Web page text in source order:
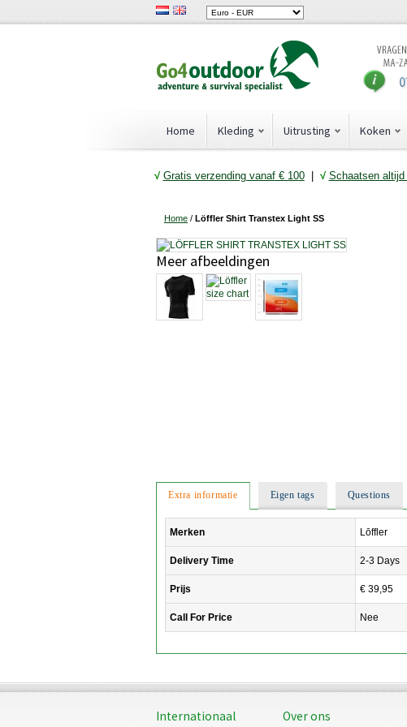
Home Kleding Uitrusting Koken
√ Gratis verzending vanaf € 100| √ Schaatsen altijd
Home / Löffler Shirt Transtex Light SS
Meer afbeeldingen
Extra informatie Eigen tags Questions
Merken Lōffler
Delivery Time 2-3 Days
Prijs € 39,95
Call For Price Nee
Internationaal Over ons